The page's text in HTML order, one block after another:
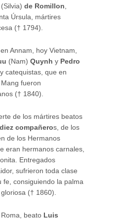
(Silvia) de Romillon,
Úrsula, mártires
(† 1794).
Annam, hoy Vietnam,
(Nam) Quynh y Pedro
catequistas, que en
fueron
(† 1840).
de los mártires beatos
diez compañeros, de los
de los Hermanos
eran hermanos carnales,
Entregados
sufrieron toda clase
fe, consiguiendo la palma
(† 1860).
beato Luis